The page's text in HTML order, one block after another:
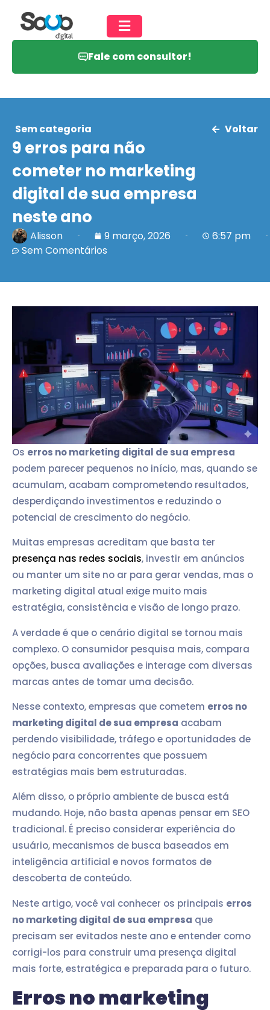
Fale com consultor!
Sem categoria Voltar
9 erros para não
cometer no marketing
digital de sua empresa
neste ano
Alisson 9 março, 2026
6:57 pm
Sem Comentários
Os erros no marketing digital de sua empresa
podem parecer pequenos no início, mas, quando se
acumulam, acabam comprometendo resultados,
desperdiçando investimentos e reduzindo o
potencial de crescimento do negócio.
Muitas empresas acreditam que basta ter
presença nas redes sociais, investir em anúncios
ou manter um site no ar para gerar vendas, mas o
marketing digital atual exige muito mais
estratégia, consistência e visão de longo prazo.
A verdade é que o cenário digital se tornou mais
complexo. O consumidor pesquisa mais, compara
opções, busca avaliações e interage com diversas
marcas antes de tomar uma decisão.
Nesse contexto, empresas que cometem erros no
marketing digital de sua empresa acabam
perdendo visibilidade, tráfego e oportunidades de
negócio para concorrentes que possuem
estratégias mais bem estruturadas.
Além disso, o próprio ambiente de busca está
mudando. Hoje, não basta apenas pensar em SEO
tradicional. É preciso considerar experiência do
usuário, mecanismos de busca baseados em
inteligência artificial e novos formatos de
descoberta de conteúdo.
Neste artigo, você vai conhecer os principais erros
no marketing digital de sua empresa que
precisam ser evitados neste ano e entender como
corrigi-los para construir uma presença digital
mais forte, estratégica e preparada para o futuro.
Erros no marketing